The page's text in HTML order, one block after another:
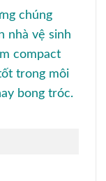
chúng
nhà vệ sinh
compact
trong môi
bong tróc.